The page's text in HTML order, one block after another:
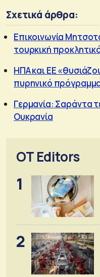
Σχετικά άρθρα:
Επικοινωνία
τουρκική
ΗΠΑ και ΕΕ
πυρηνικό
Γερμανία: Σαράντα
Ουκρανία
OT Editors
1
2